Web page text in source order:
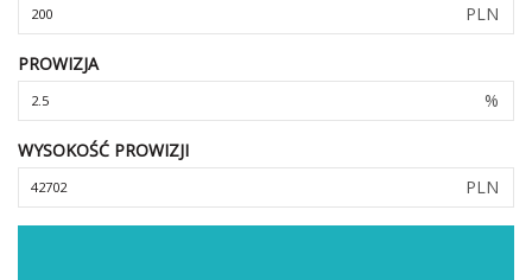
PLN
PROWIZJA
%
WYSOKOŚĆ PROWIZJI
PLN